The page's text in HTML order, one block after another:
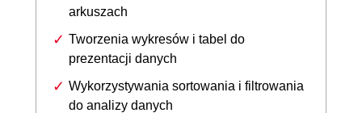
arkuszach
Tworzenia wykresów i tabel do
prezentacji danych
Wykorzystywania sortowania i filtrowania
do analizy danych